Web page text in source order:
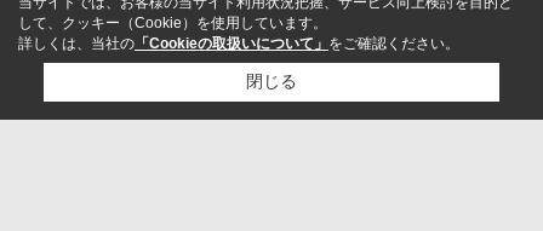
して、クッキー（Cookie）を使用しています。
詳しくは、当社の 「Cookieの取扱いについて」 をご確認ください。
閉じる